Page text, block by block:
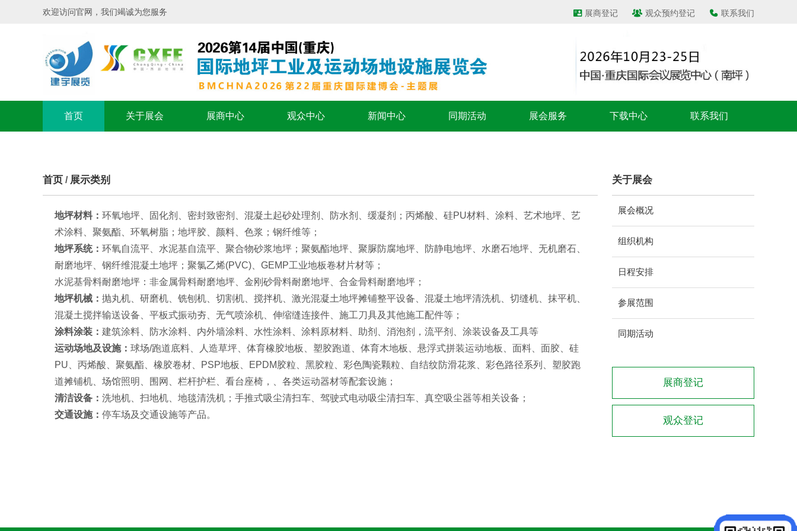
欢迎访问官网，我们竭诚为您服务 展商登记 观众预约登记 联系我们
首页 关于展会 展商中心 观众中心 新闻中心 同期活动 展会服务 下载中心 联系我们
关于展会
展会概况
组织机构
日程安排
参展范围
同期活动
展商登记
观众登记
首页 / 展示类别
地坪材料： 环氧地坪、固化剂、密封致密剂、混凝土起砂处理剂、防水剂、缓凝剂；丙烯酸、硅PU材料、涂料、艺术地坪、艺
术涂料、聚氨酯、环氧树脂；地坪胶、颜料、色浆；钢纤维等；
地坪系统： 环氧自流平、水泥基自流平、聚合物砂浆地坪；聚氨酯地坪、聚脲防腐地坪、防静电地坪、水磨石地坪、无机磨石、
耐磨地坪、钢纤维混凝土地坪；聚氯乙烯(PVC)、GEMP工业地板卷材片材等；
水泥基骨料耐磨地坪：非金属骨料耐磨地坪、金刚砂骨料耐磨地坪、合金骨料耐磨地坪；
地坪机械： 抛丸机、研磨机、铣刨机、切割机、搅拌机、激光混凝土地坪摊铺整平设备、混凝土地坪清洗机、切缝机、抹平机、
混凝土搅拌输送设备、平板式振动夯、无气喷涂机、伸缩缝连接件、施工刀具及其他施工配件等；
涂料涂装： 建筑涂料、防水涂料、内外墙涂料、水性涂料、涂料原材料、助剂、消泡剂，流平剂、涂装设备及工具等
运动场地及设施： 球场/跑道底料、人造草坪、体育橡胶地板、塑胶跑道、体育木地板、悬浮式拼装运动地板、面料、面胶、硅
PU、丙烯酸、聚氨酯、橡胶卷材、PSP地板、EPDM胶粒、黑胶粒、彩色陶瓷颗粒、自结纹防滑花浆、彩色路径系列
、塑胶跑
道摊铺机、场馆照明、围网、栏杆护栏、看台座椅，、各类运动器材等配套设施；
清洁设备： 洗地机、扫地机、地毯清洗机；手推式吸尘清扫车、驾驶式电动吸尘清扫车、真空吸尘器等相关设备；
交通设施： 停车场及交通设施等产品。